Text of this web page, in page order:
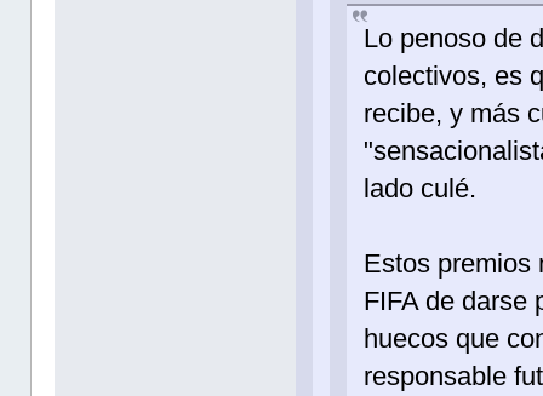
Lo penoso de
colectivos, es
recibe, y más
lado culé.
Estos premios
FIFA de darse
huecos que
responsable